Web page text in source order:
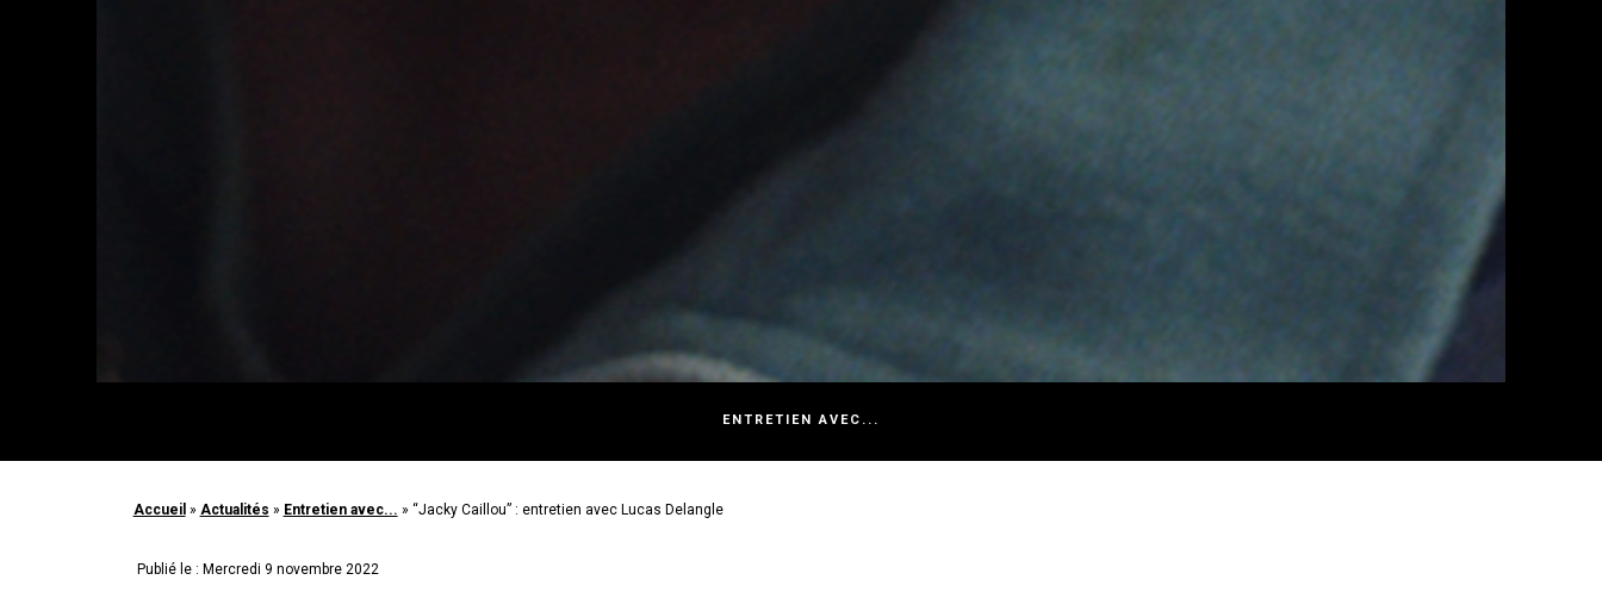
ENTRETIEN AVEC...
Accueil » Actualités » Entretien avec... » “Jacky Caillou” : entretien avec Lucas Delangle
Publié le : Mercredi 9 novembre 2022